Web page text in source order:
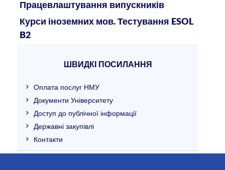
Працевлаштування випускників
Курси іноземних мов. Тестування ESOL
B2
ШВИДКІ ПОСИЛАННЯ
Оплата послуг НМУ
Документи Університету
Доступ до публічної інформації
Державні закупівлі
Контакти